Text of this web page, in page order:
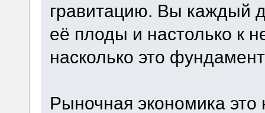
гравитацию. Вы каждый
её плоды и настолько к
насколько это
Рыночная экономика это